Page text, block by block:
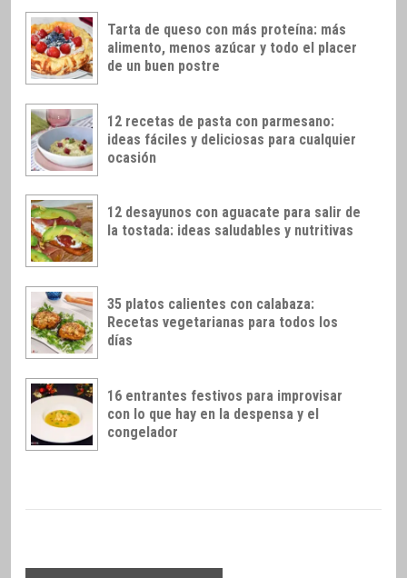
Tarta de queso con más proteína: más
alimento, menos azúcar y todo el placer
de un buen postre
12 recetas de pasta con parmesano:
ideas fáciles y deliciosas para cualquier
ocasión
12 desayunos con aguacate para salir de
la tostada: ideas saludables y nutritivas
35 platos calientes con calabaza:
Recetas vegetarianas para todos los
días
16 entrantes festivos para improvisar
con lo que hay en la despensa y el
congelador